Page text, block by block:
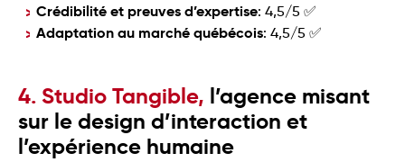
Crédibilité et preuves d’expertise: 4,5/5 ✅
Adaptation au marché québécois: 4,5/5 ✅
4. Studio Tangible, l’agence misant
sur le design d’interaction et
l’expérience humaine